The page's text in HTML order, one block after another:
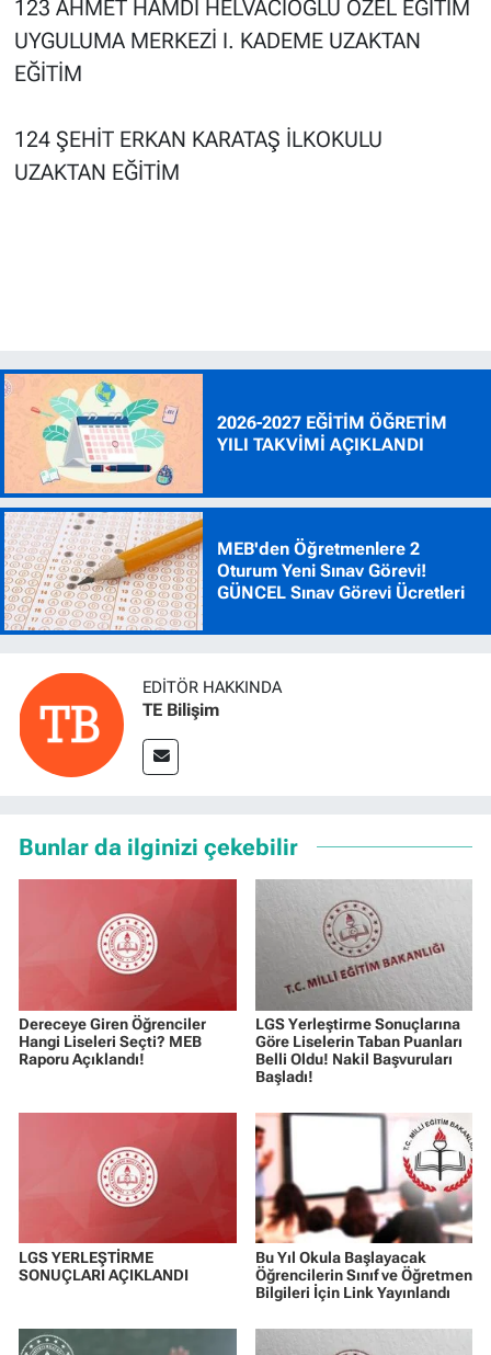
123 AHMET HAMDİ HELVACIOĞLU ÖZEL EĞİTİM
UYGULUMA MERKEZİ I. KADEME UZAKTAN
EĞİTİM
124 ŞEHİT ERKAN KARATAŞ İLKOKULU
UZAKTAN EĞİTİM
2026-2027 EĞİTİM ÖĞRETİM
YILI TAKVİMİ AÇIKLANDI
MEB'den Öğretmenlere 2
Oturum Yeni Sınav Görevi!
GÜNCEL Sınav Görevi Ücretleri
EDITÖR HAKKINDA
TE Bilişim
Bunlar da ilginizi çekebilir
Dereceye Giren Öğrenciler
Hangi Liseleri Seçti? MEB
Raporu Açıklandı!
LGS Yerleştirme Sonuçlarına
Göre Liselerin Taban Puanları
Belli Oldu! Nakil Başvuruları
Başladı!
LGS YERLEŞTİRME
SONUÇLARI AÇIKLANDI
Bu Yıl Okula Başlayacak
Öğrencilerin Sınıf ve Öğretmen
Bilgileri İçin Link Yayınlandı